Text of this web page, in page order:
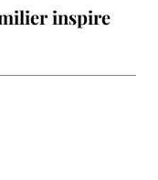
inspire